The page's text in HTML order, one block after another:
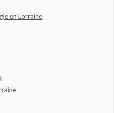
en Lorraine